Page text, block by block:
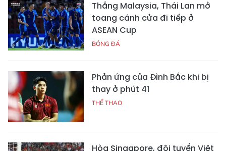
Thắng Malaysia, Thái Lan mở
toang cánh cửa đi tiếp ở
ASEAN Cup
BÓNG ĐÁ
Phản ứng của Đình Bắc khi bị
thay ở phút 41
THỂ THAO
Hòa Singapore, đội tuyển Việt